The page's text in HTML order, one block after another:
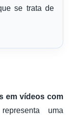
se trata de
em vídeos com
uma